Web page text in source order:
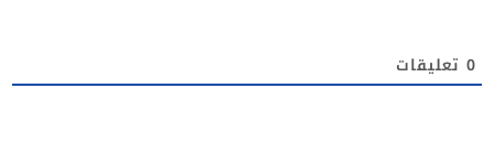
0 تعليقات